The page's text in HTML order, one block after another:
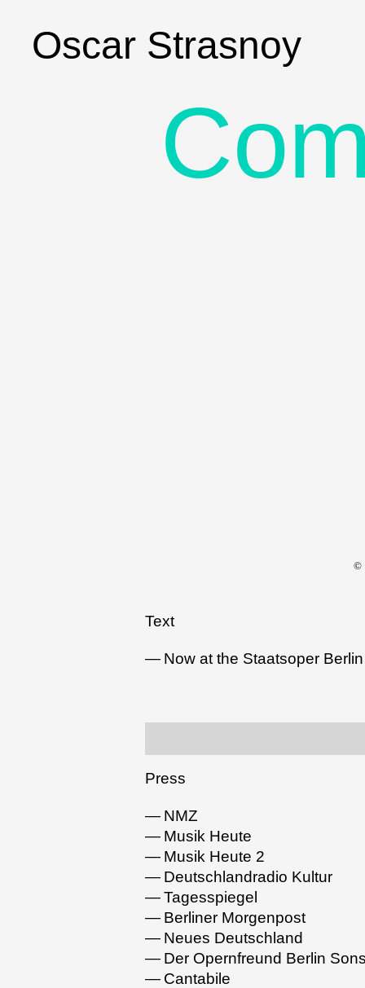
Oscar Strasnoy
©
Text
Now at the Staatsoper Berlin
Press
NMZ
Musik Heute
Musik Heute 2
Deutschlandradio Kultur
Tagesspiegel
Berliner Morgenpost
Neues Deutschland
Der Opernfreund Berlin
Cantabile